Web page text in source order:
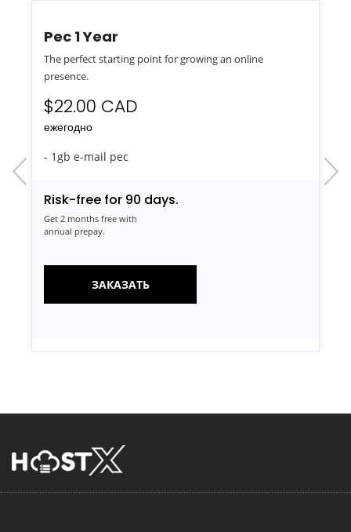
Pec 1 Year
The perfect starting point for growing an online
presence.
$22.00 CAD
ежегодно
- 1gb e-mail pec
Risk-free for 90 days.
Get 2 months free with
annual prepay.
ЗАКАЗАТЬ
prev next